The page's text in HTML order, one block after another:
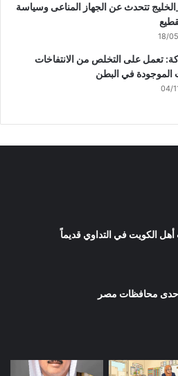
تتحدث عن الجهاز المناعى وسياسة
18/
تعمل على التخلص من الانتفاخات
الموجودة في البطن
04/
أهل الكويت في التداوي قديماً
محافظات مصر